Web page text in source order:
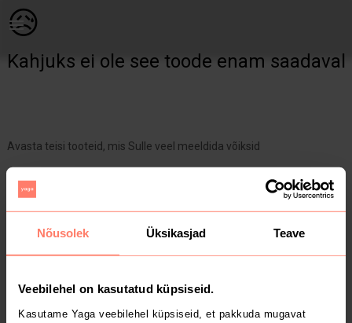
Nõusolek Üksikasjad Teave
Veebilehel on kasutatud küpsiseid.
Kasutame Yaga veebilehel küpsiseid, et pakkuda mugavat
😥
Kahjuks ei ole see toode enam saadaval
Avasta teisi tooteid, mis Sulle veel meeldida võiksid